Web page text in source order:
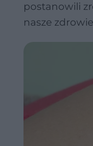
postanowili
nasze